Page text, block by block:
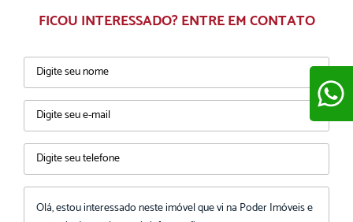
FICOU INTERESSADO? ENTRE EM CONTATO
ENVIAR